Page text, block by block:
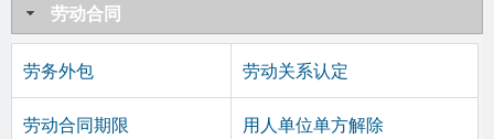
劳动合同
劳务外包 劳动关系认定
劳动合同期限 用人单位单方解除